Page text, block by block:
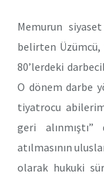
Memurun
belirten Üzümcü,
80’lerdeki
O dönem darbe
tiyatrocu
geri
atılmasının
olarak hukuki